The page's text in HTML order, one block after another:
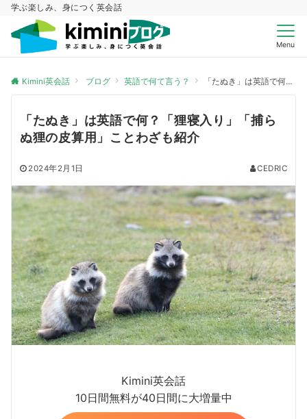
学ぶ楽しみ、身につく英会話
Menu
Kimini英会話 ブログ 英語で何て言う？ 「たぬき」は英語で何？「狸寝入り」「捕らぬ狸の皮算用」ことわざも紹介
「たぬき」は英語で何？「狸寝入り」「捕ら
ぬ狸の皮算用」ことわざも紹介
2024年2月1日 CEDRIC
Kimini英会話
10日間無料が40日間に大増量中